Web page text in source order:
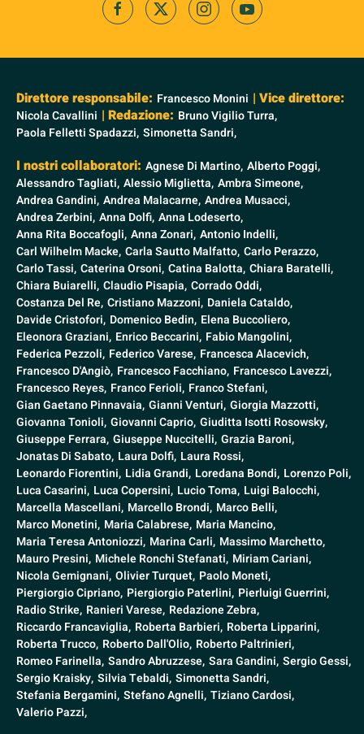
Direttore responsabile: Francesco Monini | Vice direttore:
Nicola Cavallini | Redazione: Bruno Vigilio Turra,
Paola Felletti Spadazzi, Simonetta Sandri,
I nostri collaboratori: Agnese Di Martino, Alberto Poggi,
Alessandro Tagliati, Alessio Miglietta, Ambra Simeone,
Andrea Gandini, Andrea Malacarne, Andrea Musacci,
Andrea Zerbini, Anna Dolfi, Anna Lodeserto,
Anna Rita Boccafogli, Anna Zonari, Antonio Indelli,
Carl Wilhelm Macke, Carla Sautto Malfatto, Carlo Perazzo,
Carlo Tassi, Caterina Orsoni, Catina Balotta, Chiara Baratelli,
Chiara Buiarelli, Claudio Pisapia, Corrado Oddi,
Costanza Del Re, Cristiano Mazzoni, Daniela Cataldo,
Davide Cristofori, Domenico Bedin, Elena Buccoliero,
Eleonora Graziani, Enrico Beccarini, Fabio Mangolini,
Federica Pezzoli, Federico Varese, Francesca Alacevich,
Francesco D'Angiò, Francesco Facchiano, Francesco Lavezzi,
Francesco Reyes, Franco Ferioli, Franco Stefani,
Gian Gaetano Pinnavaia, Gianni Venturi, Giorgia Mazzotti,
Giovanna Tonioli, Giovanni Caprio, Giuditta Isotti Rosowsky,
Giuseppe Ferrara, Giuseppe Nuccitelli, Grazia Baroni,
Jonatas Di Sabato, Laura Dolfi, Laura Rossi,
Leonardo Fiorentini, Lidia Grandi, Loredana Bondi, Lorenzo Poli,
Luca Casarini, Luca Copersini, Lucio Toma, Luigi Balocchi,
Marcella Mascellani, Marcello Brondi, Marco Belli,
Marco Monetini, Maria Calabrese, Maria Mancino,
Maria Teresa Antoniozzi, Marina Carli, Massimo Marchetto,
Mauro Presini, Michele Ronchi Stefanati, Miriam Cariani,
Nicola Gemignani, Olivier Turquet, Paolo Moneti,
Piergiorgio Cipriano, Piergiorgio Paterlini, Pierluigi Guerrini,
Radio Strike, Ranieri Varese, Redazione Zebra,
Riccardo Francaviglia, Roberta Barbieri, Roberta Lipparini,
Roberta Trucco, Roberto Dall'Olio, Roberto Paltrinieri,
Romeo Farinella, Sandro Abruzzese, Sara Gandini, Sergio Gessi,
Sergio Kraisky, Silvia Tebaldi, Simonetta Sandri,
Stefania Bergamini, Stefano Agnelli, Tiziano Cardosi,
Valerio Pazzi,